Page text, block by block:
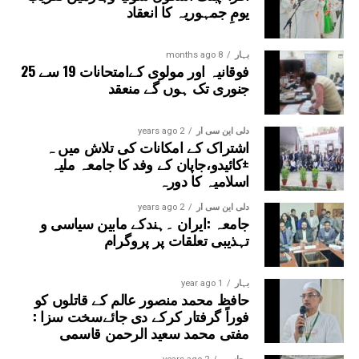
یومِ جمہوریہ کا انعقاد
بہار 8 months ago
فوقانیہ اور مولوی کےامتحانات 19 سے 25
جنوری تک ہوں گے منعقد
دلی این سی آر 2 years ago
اشتراک کے امکانات کی تلاش میں ہ
±کائیدو،جاپان کے وفد کا جامعہ ملیہ
اسلامیہ کا دورہ
دلی این سی آر 2 years ago
جامعہ :ایران ۔ہندکے مابین سیاسی و
تہذیبی تعلقات پر پروگرام
بہار 1 year ago
حافظ محمد منصور عالم کے قاتلوں کو
فوراً گرفتار کرکے دی جائےسخت سزا :
مفتی محمد سعید الرحمن قاسمی